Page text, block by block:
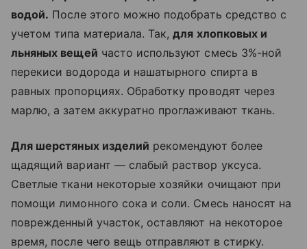
водой. После этого можно подобрать средство с
учетом типа материала. Так,для хлопковых и
льняных вещей часто используют смесь 3%-ной
перекиси водорода и нашатырного спирта в
равных пропорциях. Обработку проводят через
марлю, а затем аккуратно проглаживают ткань.
Для шерстяных изделий рекомендуют более
щадящий вариант — слабый раствор уксуса.
Светлые ткани некоторые хозяйки очищают при
помощи лимонного сока и соли. Смесь наносят на
поврежденный участок, оставляют на некоторое
время, после чего вещь отправляют в стирку.